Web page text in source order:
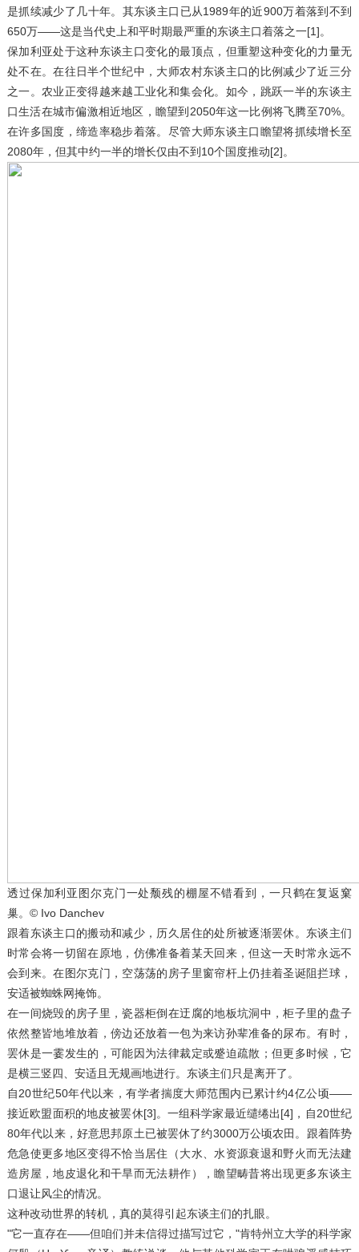
是抓续减少了几十年。其东谈主口已从1989年的近900万着落到不到
650万——这是当代史上和平时期最严重的东谈主口着落之一[1]。
保加利亚处于这种东谈主口变化的最顶点，但重塑这种变化的力量无
处不在。在往日半个世纪中，大师农村东谈主口的比例减少了近三分
之一。农业正变得越来越工业化和集会化。如今，跳跃一半的东谈主
口生活在城市偏激相近地区，瞻望到2050年这一比例将飞腾至70%。
在许多国度，缔造率稳步着落。尽管大师东谈主口瞻望将抓续增长至
2080年，但其中约一半的增长仅由不到10个国度推动[2]。
透过保加利亚图尔克门一处颓残的棚屋不错看到，一只鹤在复返窠
巢。© Ivo Danchev
跟着东谈主口的搬动和减少，历久居住的处所被逐渐罢休。东谈主们
时常会将一切留在原地，仿佛准备着某天回来，但这一天时常永远不
会到来。在图尔克门，空荡荡的房子里窗帘杆上仍挂着圣诞阻拦球，
安适被蜘蛛网掩饰。
在一间烧毁的房子里，瓷器柜倒在迂腐的地板坑洞中，柜子里的盘子
依然整皆地堆放着，傍边还放着一包为来访孙辈准备的尿布。有时，
罢休是一霎发生的，可能因为法律裁定或蹙迫疏散；但更多时候，它
是横三竖四、安适且无规画地进行。东谈主们只是离开了。
自20世纪50年代以来，有学者揣度大师范围内已累计约4亿公顷——
接近欧盟面积的地皮被罢休[3]。一组科学家最近缱绻出[4]，自20世纪
80年代以来，好意思邦原土已被罢休了约3000万公顷农田。跟着阵势
危急使更多地区变得不恰当居住（大水、水资源衰退和野火而无法建
造房屋，地皮退化和干旱而无法耕作），瞻望畴昔将出现更多东谈主
口退让风尘的情况。
这种改动世界的转机，真的莫得引起东谈主们的扎眼。
"它一直存在——但咱们并未信得过描写过它，"肯特州立大学的科学家